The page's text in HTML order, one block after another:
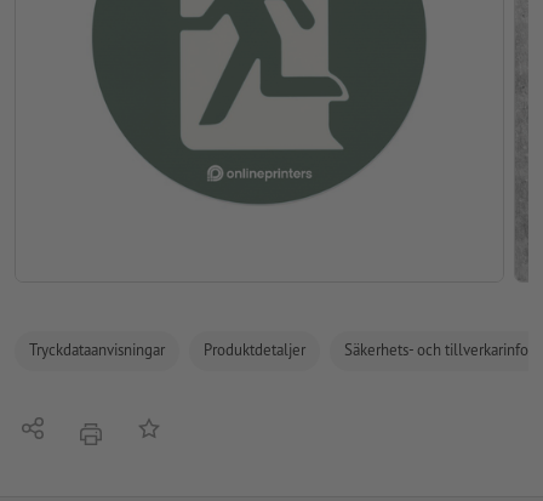
Tryckdataanvisningar Produktdetaljer Säkerhets- och
Dela erbjudandePå anteckningslistan